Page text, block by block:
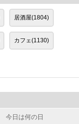
居酒屋(1804)
カフェ(1130)
今日は何の日